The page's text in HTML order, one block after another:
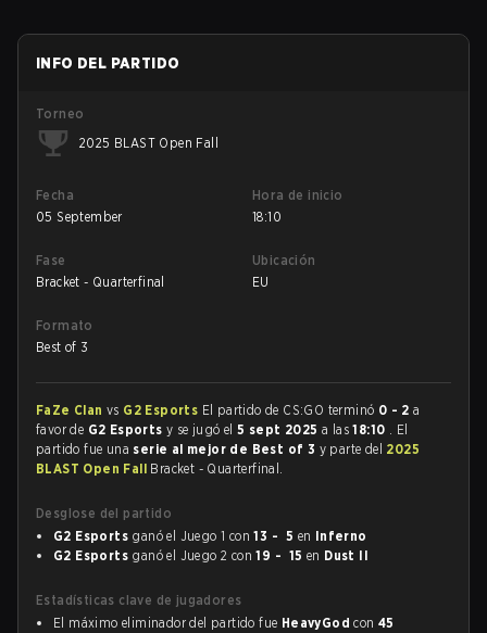
INFO DEL PARTIDO
Torneo
2025 BLAST Open Fall
Fecha
05 September
Hora de inicio
18:10
Fase
Bracket - Quarterfinal
Ubicación
EU
Formato
Best of 3
FaZe Clan vs G2 Esports El partido de CS:GO terminó 0 - 2 a
favor de G2 Esportsy se jugó el5 sept 2025a las18:10 . El
partido fue una serie al mejor de Best of 3 y parte del 2025
BLAST Open Fall Bracket - Quarterfinal.
Desglose del partido
G2 Esports ganó el Juego 1 con13 - 5 en Inferno
G2 Esports ganó el Juego 2 con19 - 15 en Dust II
Estadísticas clave de jugadores
El máximo eliminador del partido fue HeavyGod con45